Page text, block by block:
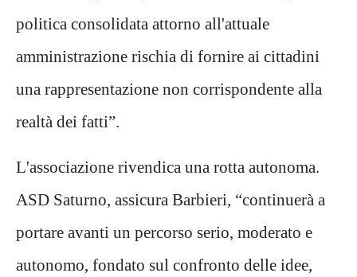
politica consolidata attorno all'attuale
amministrazione rischia di fornire ai cittadini
una rappresentazione non corrispondente alla
realtà dei fatti”.
L'associazione rivendica una rotta autonoma.
ASD Saturno, assicura Barbieri, “continuerà a
portare avanti un percorso serio, moderato e
autonomo, fondato sul confronto delle idee,